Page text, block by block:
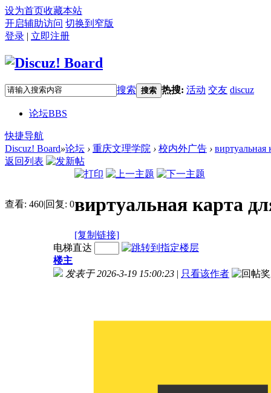
设为首页收藏本站
开启辅助访问 切换到窄版
登录 | 立即注册
搜索 搜索 热搜: 活动 交友 discuz
论坛BBS
快捷导航
Discuz! Board»论坛 › 重庆文理学院 › 校内外广告 › виртуальная
返回列表
查看: 460|回复: 0виртуальная карта
[复制链接]
电梯直达
楼主
发表于 2026-3-19 15:00:23 | 只看该作者